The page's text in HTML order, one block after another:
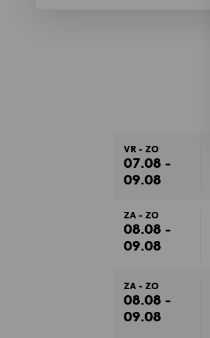
VR - ZO
07.08 -
09.08
ZA - ZO
08.08 -
09.08
ZA - ZO
08.08 -
09.08